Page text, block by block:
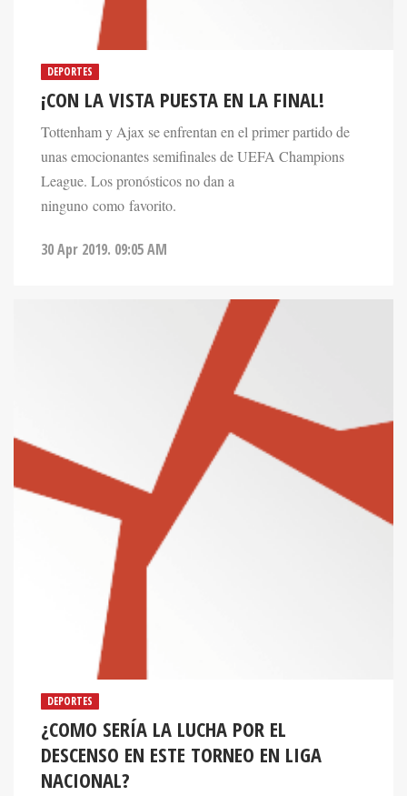
DEPORTES
¡CON LA VISTA PUESTA EN LA FINAL!
Tottenham y Ajax se enfrentan en el primer partido de
unas emocionantes semifinales de UEFA Champions
League. Los pronósticos no dan a
ninguno como favorito.
30 Apr 2019. 09:05 AM
DEPORTES
¿COMO SERÍA LA LUCHA POR EL
DESCENSO EN ESTE TORNEO EN LIGA
NACIONAL?